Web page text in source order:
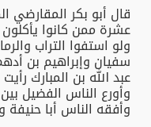
قال أبو بكر المقارضي
عشرة ممن كانوا يأكلون
ولو استفوا التراب
سفيان وإبراهيم بن
عبد الله بن المبارك
وأورع الناس الفضيل
وأفقه الناس أبا